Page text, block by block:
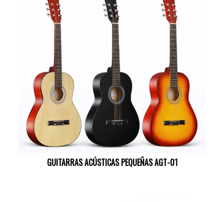
GUITARRAS ACÚSTICAS PEQUEÑAS AGT-01